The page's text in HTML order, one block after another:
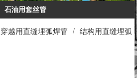
t
i
o
石油用套丝管
穿越用直缝埋弧焊管 结构用直缝埋弧